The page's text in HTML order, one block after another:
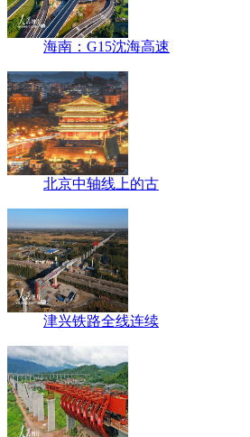
海南：G15沈海高速
北京中轴线上的古
津兴铁路全线连续